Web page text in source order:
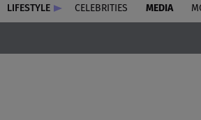
LIFESTYLE CELEBRITIES MEDIA